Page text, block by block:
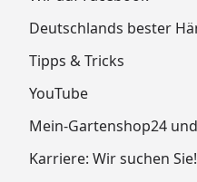
Deutschlands bester
Tipps & Tricks
YouTube
Mein-Gartenshop24
Karriere: Wir suchen Sie!